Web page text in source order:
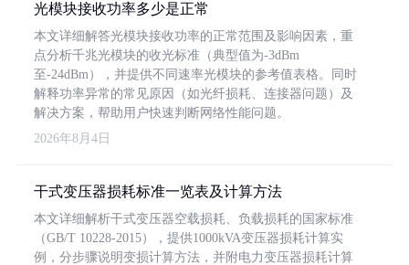
光模块接收功率多少是正常
本文详细解答光模块接收功率的正常范围及影响因素，重
点分析千兆光模块的收光标准（典型值为-3dBm
至-24dBm），并提供不同速率光模块的参考值表格。同时
解释功率异常的常见原因（如光纤损耗、连接器问题）及
解决方案，帮助用户快速判断网络性能问题。
2026年8月4日
干式变压器损耗标准一览表及计算方法
本文详细解析干式变压器空载损耗、负载损耗的国家标准
（GB/T 10228-2015），提供1000kVA变压器损耗计算实
例，分步骤说明变损计算方法，并附电力变压器损耗计算